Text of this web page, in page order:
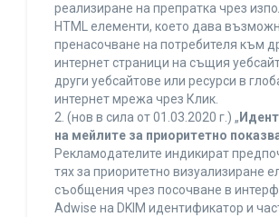
реализиране на препратка чрез
HTML елементи, което дава
пренасочване на потребителя към
интернет страници на същия
други уебсайтове или ресурси в
интернет мрежа чрез Клик.
2. (нов в сила от 01.03.2020 г.) „
на мейлите за приоритетно
Рекламодателите индикират
тях за приоритетно визуализиране
съобщения чрез посочване в
Adwise на DKIM идентификатор и